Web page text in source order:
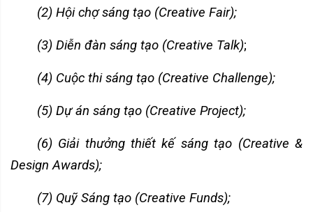
(2) Hội chợ sáng tạo (Creative Fair);
(3) Diễn đàn sáng tạo (Creative Talk);
(4) Cuộc thi sáng tạo (Creative Challenge);
(5) Dự án sáng tạo (Creative Project);
(6) Giải thưởng thiết kế sáng tạo (Creative &
Design Awards);
(7) Quỹ Sáng tạo (Creative Funds);